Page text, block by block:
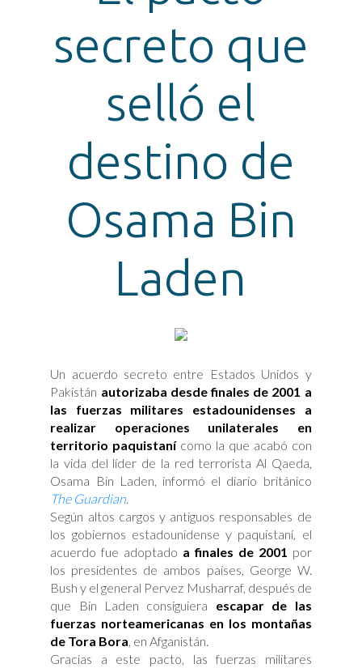
secreto que
selló el
destino de
Osama Bin
Laden
Un acuerdo secreto entre Estados Unidos y
Pakistán autorizaba desde finales de 2001 a
las fuerzas militares estadounidenses a
realizar operaciones unilaterales en
territorio paquistanícomo la que acabó con
la vida del líder de la red terrorista Al Qaeda,
Osama Bin Laden, informó el diario británico
The Guardian.
Según altos cargos y antiguos responsables de
los gobiernos estadounidense y paquistaní, el
acuerdo fue adoptado a finales de 2001 por
los presidentes de ambos países, George W.
Bush y el general Pervez Musharraf, después de
que Bin Laden consiguiera escapar de las
fuerzas norteamericanas en los montañas
de Tora Bora, en Afganistán.
Gracias a este pacto, las fuerzas militares